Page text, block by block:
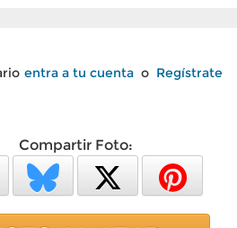
entra a tu cuenta o Regístrate
Compartir Foto: